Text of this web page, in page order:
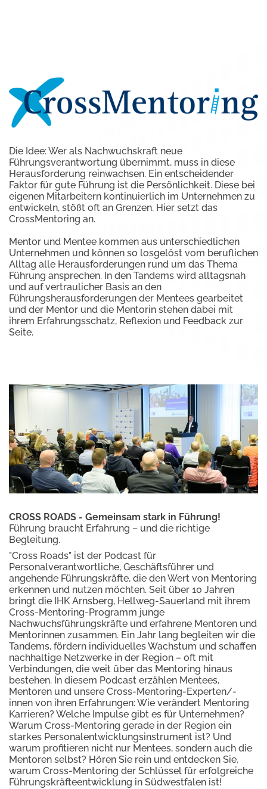
Die Idee: Wer als Nachwuchskraft neue
Führungsverantwortung übernimmt, muss in diese
Herausforderung reinwachsen. Ein entscheidender
Faktor für gute Führung ist die Persönlichkeit. Diese bei
eigenen Mitarbeitern kontinuierlich im Unternehmen zu
entwickeln, stößt oft an Grenzen. Hier setzt das
CrossMentoring an.
Mentor und Mentee kommen aus unterschiedlichen
Unternehmen und können so losgelöst vom beruflichen
Alltag alle Herausforderungen rund um das Thema
Führung ansprechen. In den Tandems wird alltagsnah
und auf vertraulicher Basis an den
Führungsherausforderungen der Mentees gearbeitet
und der Mentor und die Mentorin stehen dabei mit
ihrem Erfahrungsschatz, Reflexion und Feedback zur
Seite.
CROSS ROADS - Gemeinsam stark in Führung!
Führung braucht Erfahrung – und die richtige
Begleitung.
"Cross Roads" ist der Podcast für
Personalverantwortliche, Geschäftsführer und
angehende Führungskräfte, die den Wert von Mentoring
erkennen und nutzen möchten. Seit über 10 Jahren
bringt die IHK Arnsberg, Hellweg-Sauerland mit ihrem
Cross-Mentoring-Programm junge
Nachwuchsführungskräfte und erfahrene Mentoren und
Mentorinnen zusammen. Ein Jahr lang begleiten wir die
Tandems, fördern individuelles Wachstum und schaffen
nachhaltige Netzwerke in der Region – oft mit
Verbindungen, die weit über das Mentoring hinaus
bestehen. In diesem Podcast erzählen Mentees,
Mentoren und unsere Cross-Mentoring-Experten/-
innen von ihren Erfahrungen: Wie verändert Mentoring
Karrieren? Welche Impulse gibt es für Unternehmen?
Warum Cross-Mentoring gerade in der Region ein
starkes Personalentwicklungsinstrument ist? Und
warum profitieren nicht nur Mentees, sondern auch die
Mentoren selbst? Hören Sie rein und entdecken Sie,
warum Cross-Mentoring der Schlüssel für erfolgreiche
Führungskräfteentwicklung in Südwestfalen ist!